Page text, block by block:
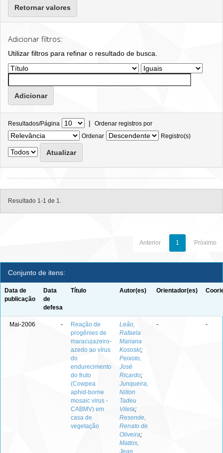
Retornar valores
Adicionar filtros:
Utilizar filtros para refinar o resultado de busca.
Resultados/Página | Ordenar registros por
Ordenar
Registro(s)
Resultado 1-1 de 1.
Anterior 1 Próximo
Conjunto de itens:
Data de
publicação
Data
de
defesa
Título Autor(es) Orientador(es)
Mai-2006 -
Reação de
progênies de
maracujazeiro-
azedo ao vírus
do
endurecimento
do fruto
(Cowpea
aphid-borne
mosaic virus -
CABMV) em
casa de
vegetação
Leão,
Rafaela
Mariana
Kososki;
Peixoto,
José
Ricardo;
Junqueira,
Nilton
Tadeu
Vilela;
Resende,
Renato de
Oliveira;
Mattos,
Jean
- -